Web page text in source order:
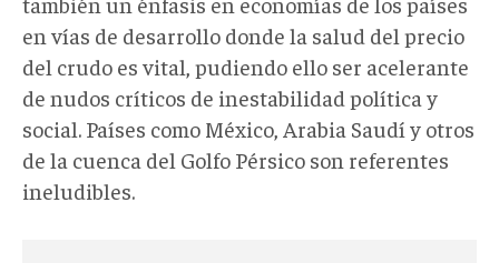
en vías de desarrollo donde la salud del precio
del crudo es vital, pudiendo ello ser acelerante
de nudos críticos de inestabilidad política y
social. Países como México, Arabia Saudí y otros
de la cuenca del Golfo Pérsico son referentes
ineludibles.